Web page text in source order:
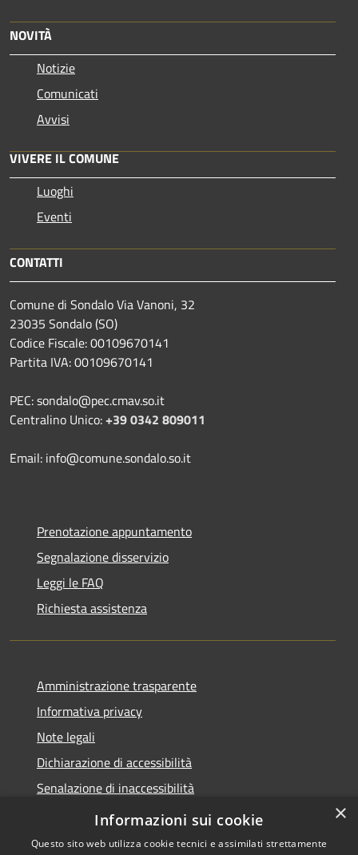
NOVITÀ
Notizie
Comunicati
Avvisi
VIVERE IL COMUNE
Luoghi
Eventi
CONTATTI
Comune di Sondalo Via Vanoni, 32
23035 Sondalo (SO)
Codice Fiscale: 00109670141
Partita IVA: 00109670141
PEC: sondalo@pec.cmav.so.it
Centralino Unico:+39 0342 809011
Email: info@comune.sondalo.so.it
Prenotazione appuntamento
Segnalazione disservizio
Leggi le FAQ
Richiesta assistenza
Amministrazione trasparente
Informativa privacy
Note legali
Dichiarazione di accessibilità
Senalazione di inaccessibilità
Whistleblowing segnalazione illeciti
×
Informazioni sui cookie
Questo sito web utilizza cookie tecnici e assimilati strettamente